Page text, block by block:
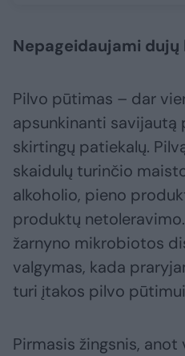
Nepageidaujami
Pilvo pūtimas – dar
apsunkinanti savijautą
skirtingų patiekalų.
skaidulų turinčio
alkoholio, pieno
produktų
žarnyno mikrobiotos
valgymas, kada
turi įtakos pilvo
Pirmasis žingsnis, anot